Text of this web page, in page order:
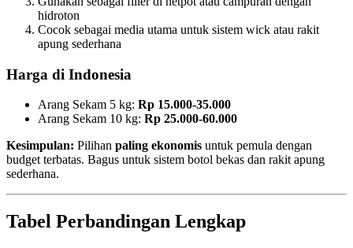
hidroton
Cocok sebagai media utama untuk sistem wick atau rakit
apung sederhana
Harga di Indonesia
Arang Sekam 5 kg: Rp 15.000-35.000
Arang Sekam 10 kg: Rp 25.000-60.000
Kesimpulan: Pilihan paling ekonomis untuk pemula dengan
budget terbatas. Bagus untuk sistem botol bekas dan rakit apung
sederhana.
Tabel Perbandingan Lengkap